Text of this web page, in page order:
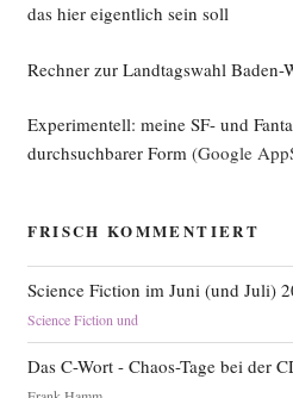
das hier eigentlich sein soll
Rechner zur Landtagswahl Baden-
Experimentell: meine SF- und
durchsuchbarer Form(Google
FRISCH KOMMENTIERT
Science Fiction im Juni (und Juli)
Science Fiction und
Das C-Wort - Chaos-Tage bei der